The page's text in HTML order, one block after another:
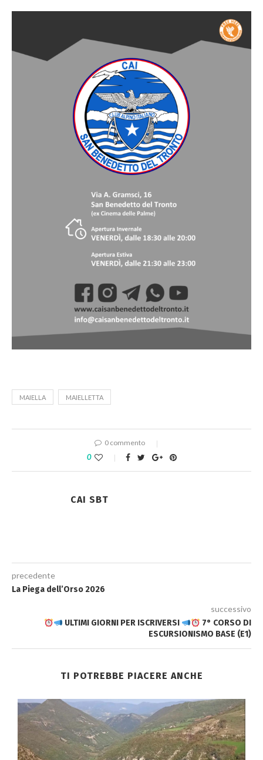
MAIELLA MAIELLETTA
0 commento
0
CAI SBT
precedente
La Piega dell’Orso 2026
successivo
ULTIMI GIORNI PER ISCRIVERSI
7° CORSO DI
ESCURSIONISMO BASE (E1)
TI POTREBBE PIACERE ANCHE